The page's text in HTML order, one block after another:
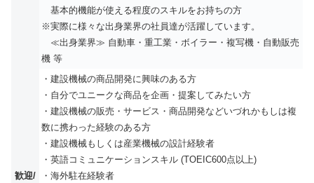
基本的機能が使える程度のスキルをお持ちの方
※実際に様々な出身業界の社員達が活躍しています。
≪出身業界≫ 自動車・重工業・ボイラー・複写機・自動販売
機 等
歓迎/
・建設機械の商品開発に興味のある方
・自分でユニークな商品を企画・提案してみたい方
・建設機械の販売・サービス・商品開発などいづれかもしは複
数に携わった経験のある方
・建設機械もしくは産業機械の設計経験者
・英語コミュニケーションスキル (TOEIC600点以上)
・海外駐在経験者